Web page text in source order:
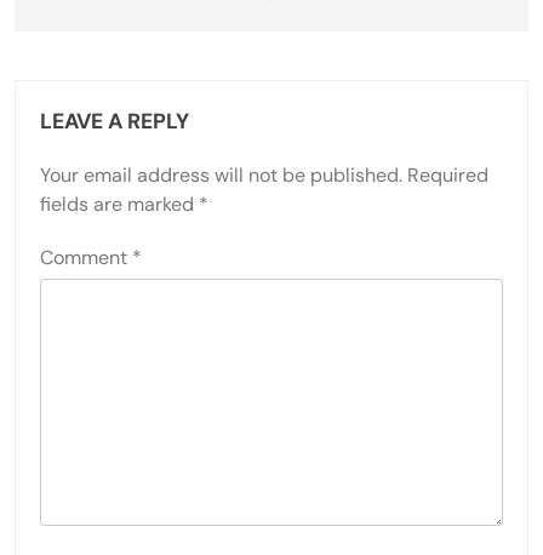
LEAVE A REPLY
Your email address will not be published. Required
fields are marked *
Comment *